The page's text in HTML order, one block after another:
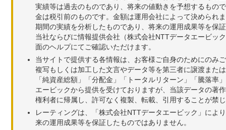
実績等は過去のものであり、将来の値動きを予想するもの
金は税引前のものです。金額は運用会社によって決められ
期間の実績を分析したものであり、将来の運用成果等を保
当社ならびに情報提供会社（株式会社NTTデータエービッ
面のヘルプにてご確認いただけます。
当サイトで提供する各情報は、お客様ご自身のためにのみ
複写もしくは加工した文言やデータ等を第三者に譲渡また
「純資産総額」「分配金」「トータルリターン」「騰落
エービックから提供を受けておりますが、当該データの著
権利者に帰属し、許可なく複製、転載、引用することが禁
レーティングは、「株式会社NTTデータエービック」によ
来の運用成果等を保証したものではありません。